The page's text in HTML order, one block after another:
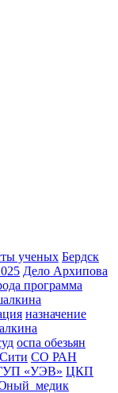
ученых Бердск
Дело Архипова
программа
назначение
оспа обезьян
СО РАН
«УЭВ» ЦКП